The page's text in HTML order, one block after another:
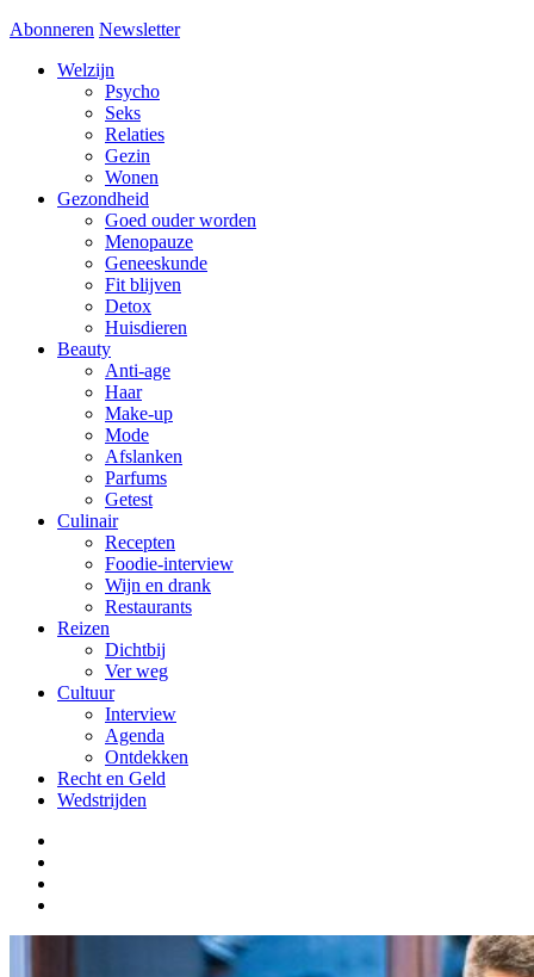
Abonneren Newsletter
Welzijn
Psycho
Seks
Relaties
Gezin
Wonen
Gezondheid
Goed ouder worden
Menopauze
Geneeskunde
Fit blijven
Detox
Huisdieren
Beauty
Anti-age
Haar
Make-up
Mode
Afslanken
Parfums
Getest
Culinair
Recepten
Foodie-interview
Wijn en drank
Restaurants
Reizen
Dichtbij
Ver weg
Cultuur
Interview
Agenda
Ontdekken
Recht en Geld
Wedstrijden